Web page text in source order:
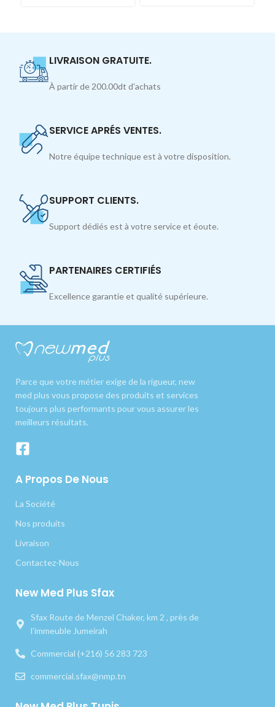
LIVRAISON GRATUITE.
À partir de 200.00dt d'achats
SERVICE APRÉS VENTES.
Notre équipe technique est à votre disposition.
SUPPORT CLIENTS.
Support dédiés est à votre service et éoute.
PARTENAIRES CERTIFIÉS
Excellence garantie et qualité supérieure.
Parce que votre métier exige de la rigueur, new
med plus vous propose des produits et services
toujours plus performants pour vous assurer les
meilleurs résultats.
A Propos De Nous
La Société
Nos produits
Livraison
Contactez-Nous
New Med Plus Sfax
Sfax Route de Menzel Chaker, km 2 , près de
l’immeuble Jumeirah
Commercial (+216) 56 283 723
commercial.sfax@nmp.tn